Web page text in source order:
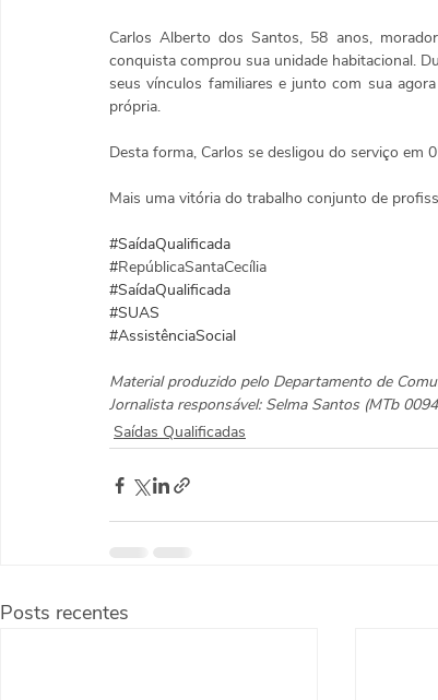
Carlos Alberto dos Santos, 58 anos,
conquista comprou sua unidade habitacional.
seus vínculos familiares e junto com sua
própria.
Desta forma, Carlos se desligou do serviço em
Mais uma vitória do trabalho conjunto de
#SaídaQualificada
#RepúblicaSantaCecília
#SaídaQualificada
#SUAS
#AssistênciaSocial
Material produzido pelo Departamento de
Jornalista responsável: Selma Santos (MTb
Saídas Qualificadas
Posts recentes